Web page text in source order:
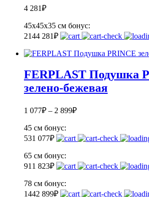
4 281₽
45х45х35 см бонус:
2144 281₽
FERPLAST Подушка
зелено-бежевая
1 077₽ – 2 899₽
45 см бонус:
531 077₽
65 см бонус:
91 1 823₽
78 см бонус:
1442 899₽